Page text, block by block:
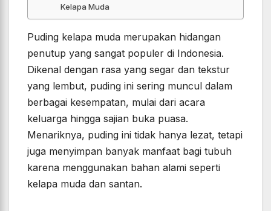
Kelapa Muda
Puding kelapa muda merupakan hidangan
penutup yang sangat populer di Indonesia.
Dikenal dengan rasa yang segar dan tekstur
yang lembut, puding ini sering muncul dalam
berbagai kesempatan, mulai dari acara
keluarga hingga sajian buka puasa.
Menariknya, puding ini tidak hanya lezat, tetapi
juga menyimpan banyak manfaat bagi tubuh
karena menggunakan bahan alami seperti
kelapa muda dan santan.